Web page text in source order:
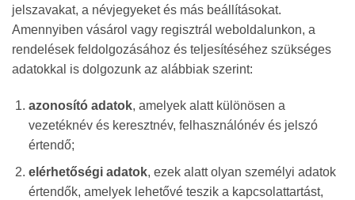
jelszavakat, a névjegyeket és más beállításokat.
Amennyiben vásárol vagy regisztrál weboldalunkon, a
rendelések feldolgozásához és teljesítéséhez szükséges
adatokkal is dolgozunk az alábbiak szerint:
azonosító adatok, amelyek alatt különösen a
vezetéknév és keresztnév, felhasználónév és jelszó
értendő;
elérhetőségi adatok, ezek alatt olyan személyi adatok
értendők, amelyek lehetővé teszik a kapcsolattartást,